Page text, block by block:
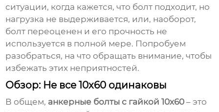
ситуации, когда кажется, что болт подходит, но
нагрузка не выдерживается, или, наоборот,
болт переоценен и его прочность не
используется в полной мере. Попробуем
разобраться, на что обращать внимание, чтобы
избежать этих неприятностей.
Обзор: Не все 10х60 одинаковы
В общем, анкерные болты с гайкой 10х60 – это